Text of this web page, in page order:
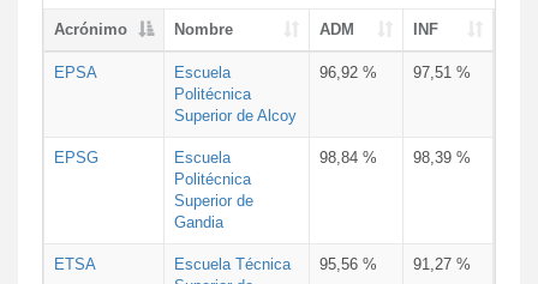
Acrónimo Nombre ADM INF
EPSA
Escuela
Politécnica
Superior de Alcoy
96,92 % 97,51 %
EPSG
Escuela
Politécnica
Superior de
Gandia
98,84 % 98,39 %
ETSA
Escuela Técnica
95,56 % 91,27 %